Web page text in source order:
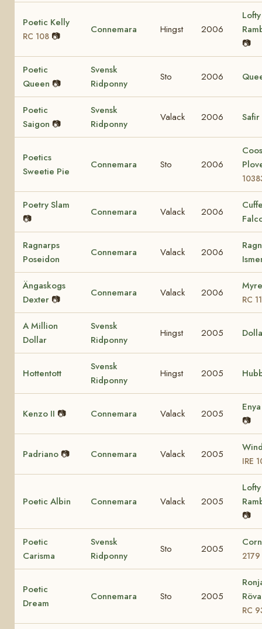
Poetic Kelly
RC 108 📷
Connemara Hingst 2006
📷
Poetic
Queen 📷
Svensk
Ridponny
Sto 2006
Poetic
Saigon 📷
Svensk
Ridponny
Valack 2006 Safir
Poetics
Sweetie Pie
Connemara Sto 2006
Poetry Slam
📷
Connemara Valack 2006
Ragnarps
Poseidon
Connemara Valack 2006
Ängaskogs
Dexter 📷
Connemara Valack 2006
RC
A Million
Dollar
Svensk
Ridponny
Hingst 2005
Hottentott
Svensk
Ridponny
Hingst 2005
Kenzo II 📷 Connemara Valack 2005
📷
Padriano 📷 Connemara Valack 2005
IRE
Poetic Albin Connemara Valack 2005
📷
Poetic
Carisma
Svensk
Ridponny
Sto 2005
2179
Poetic
Dream
Connemara Sto 2005
RC